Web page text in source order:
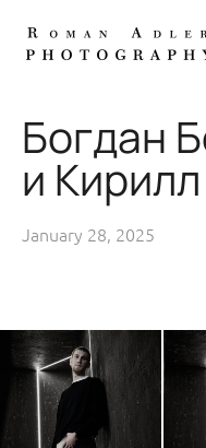
Богдан
и
January 28, 2025